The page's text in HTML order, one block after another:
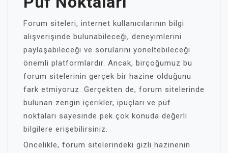
Forum siteleri, internet kullanıcılarının bilgi
alışverişinde bulunabileceği, deneyimlerini
paylaşabileceği ve sorularını yöneltebileceği
önemli platformlardır. Ancak, birçoğumuz bu
forum sitelerinin gerçek bir hazine olduğunu
fark etmiyoruz. Gerçekten de, forum sitelerinde
bulunan zengin içerikler, ipuçları ve püf
noktaları sayesinde pek çok konuda değerli
bilgilere erişebilirsiniz.
Öncelikle, forum sitelerindeki gizli hazinenin